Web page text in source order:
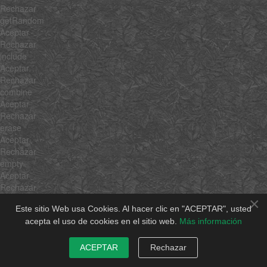
×
Este sitio Web usa Cookies. Al hacer clic en "ACEPTAR", usted
acepta el uso de cookies en el sitio web. Más información
ACEPTAR Rechazar
Rechazar
getRandom
Aceptar
Rechazar
include
Aceptar
Rechazar
combine
Aceptar
Rechazar
erase
Aceptar
Rechazar
empty
Aceptar
Rechazar
Aceptar
Rechazar